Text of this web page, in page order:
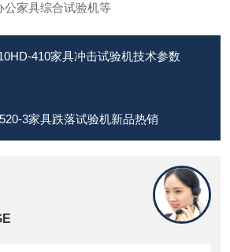
公家具综合试验机等
410家具冲击试验机技术参数
3家具跌落试验机新品热销